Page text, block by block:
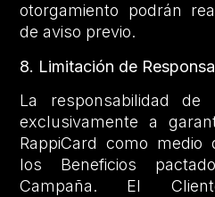
otorgamiento podrán
de aviso previo.
8. Limitación de
La responsabilidad
exclusivamente a
RappiCard como medio
los Beneficios
Campaña. El